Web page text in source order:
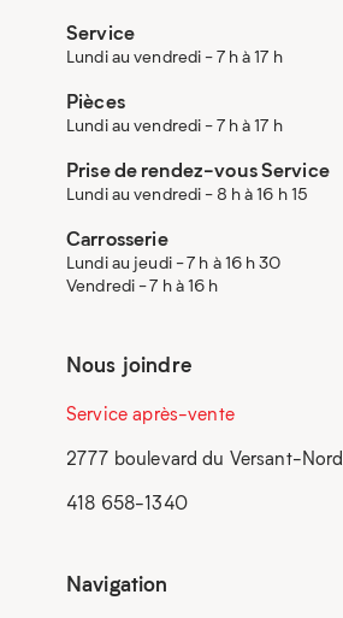
Service
Lundi au vendredi - 7 h à 17 h
Pièces
Lundi au vendredi - 7 h à 17 h
Prise de rendez-vous Service
Lundi au vendredi - 8 h à 16 h 15
Carrosserie
Lundi au jeudi - 7 h à 16 h 30
Vendredi - 7 h à 16 h
Nous joindre
Service après-vente
2777 boulevard du Versant-Nord
418 658-1340
Navigation